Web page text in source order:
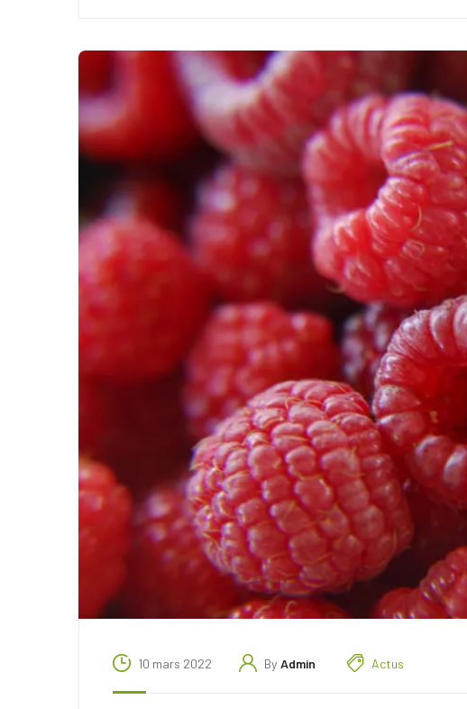
10 mars 2022 By Admin Actus